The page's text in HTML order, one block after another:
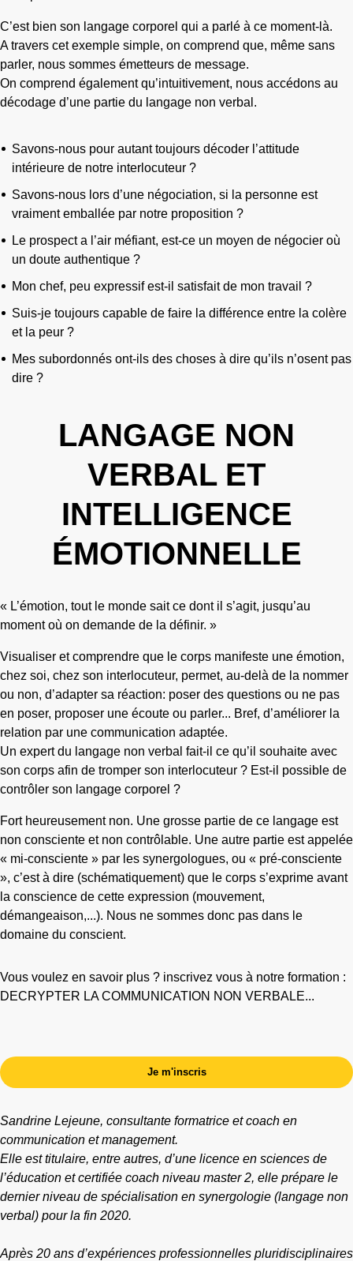
C’est bien son langage corporel qui a parlé à ce moment-là.
A travers cet exemple simple, on comprend que, même sans
parler, nous sommes émetteurs de message.
On comprend également qu’intuitivement, nous accédons au
décodage d’une partie du langage non verbal.
Savons-nous pour autant toujours décoder l’attitude
intérieure de notre interlocuteur ?
Savons-nous lors d’une négociation, si la personne est
vraiment emballée par notre proposition ?
Le prospect a l’air méfiant, est-ce un moyen de négocier où
un doute authentique ?
Mon chef, peu expressif est-il satisfait de mon travail ?
Suis-je toujours capable de faire la différence entre la colère
et la peur ?
Mes subordonnés ont-ils des choses à dire qu’ils n’osent pas
dire ?
LANGAGE NON
VERBAL ET
INTELLIGENCE
ÉMOTIONNELLE
« L’émotion, tout le monde sait ce dont il s’agit, jusqu’au
moment où on demande de la définir. »
Visualiser et comprendre que le corps manifeste une émotion,
chez soi, chez son interlocuteur, permet, au-delà de la nommer
ou non, d’adapter sa réaction: poser des questions ou ne pas
en poser, proposer une écoute ou parler... Bref, d’améliorer la
relation par une communication adaptée.
Un expert du langage non verbal fait-il ce qu’il souhaite avec
son corps afin de tromper son interlocuteur ? Est-il possible de
contrôler son langage corporel ?
Fort heureusement non. Une grosse partie de ce langage est
non consciente et non contrôlable. Une autre partie est appelée
« mi-consciente » par les synergologues, ou « pré-consciente
», c’est à dire (schématiquement) que le corps s’exprime avant
la conscience de cette expression (mouvement,
démangeaison,...). Nous ne sommes donc pas dans le
domaine du conscient.
Vous voulez en savoir plus ? inscrivez vous à notre formation :
DECRYPTER LA COMMUNICATION NON VERBALE...
Je m'inscris
Sandrine Lejeune, consultante formatrice et coach en
communication et management.
Elle est titulaire, entre autres, d’une licence en sciences de
l’éducation et certifiée coach niveau master 2, elle prépare le
dernier niveau de spécialisation en synergologie (langage non
verbal) pour la fin 2020.
Après 20 ans d’expériences professionnelles pluridisciplinaires